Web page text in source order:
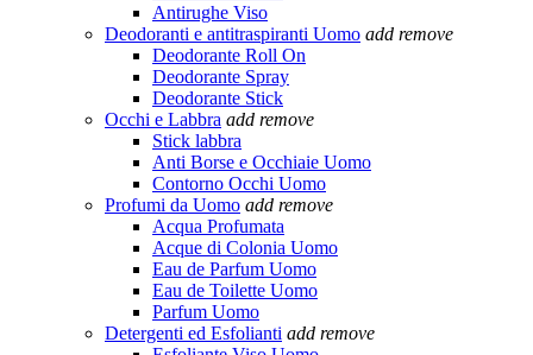
Antirughe Viso
Deodoranti e antitraspiranti Uomo add remove
Deodorante Roll On
Deodorante Spray
Deodorante Stick
Occhi e Labbra add remove
Stick labbra
Anti Borse e Occhiaie Uomo
Contorno Occhi Uomo
Profumi da Uomo add remove
Acqua Profumata
Acque di Colonia Uomo
Eau de Parfum Uomo
Eau de Toilette Uomo
Parfum Uomo
Detergenti ed Esfolianti add remove